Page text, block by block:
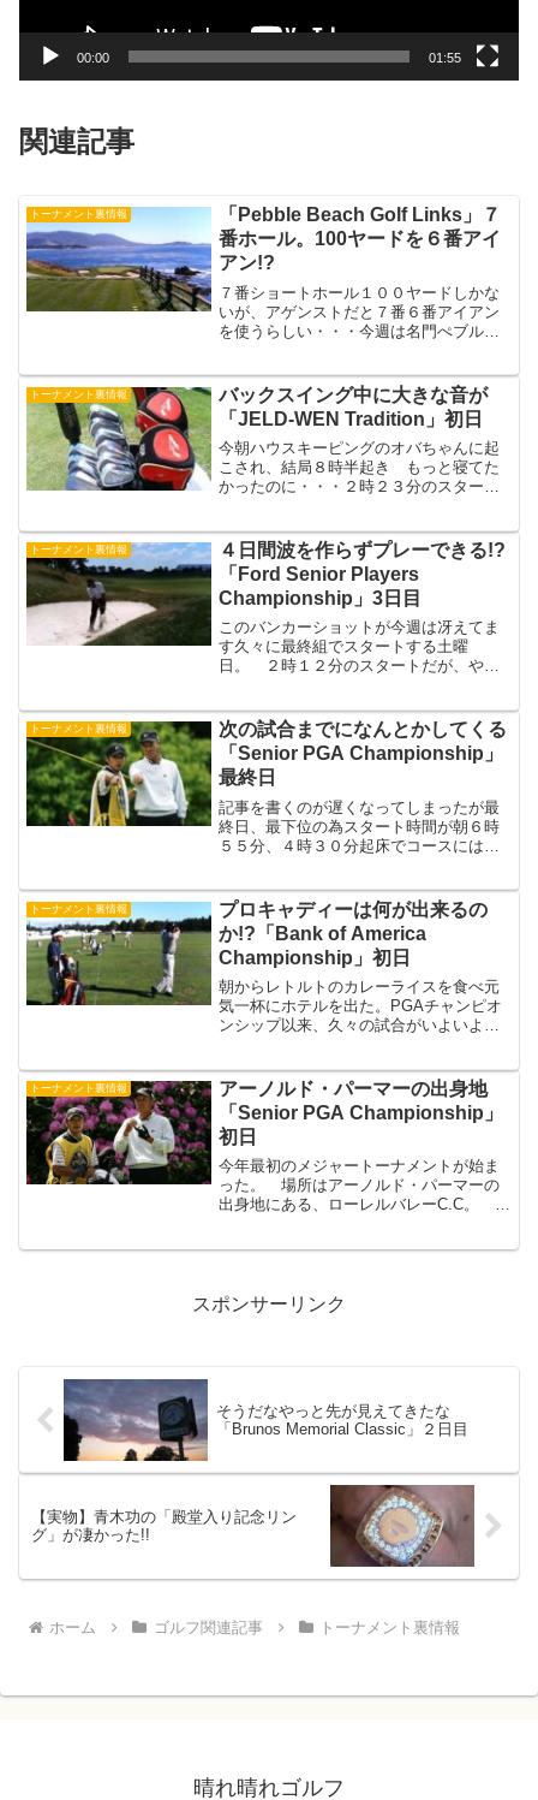
00:00 01:55
関連記事
トーナメント裏情報
「Pebble Beach Golf Links」７
番ホール。100ヤードを６番アイ
アン!?
７番ショートホール１００ヤードしかな
いが、アゲンストだと７番６番アイアン
を使うらしい・・・今週は名門ぺブルビ
ル。 う～んでも一度はプレーしてみた
いかな・・・１年ぶりに来たが...
トーナメント裏情報
バックスイング中に大きな音が
「JELD-WEN Tradition」初日
今朝ハウスキーピングのオバちゃんに起
こされ、結局８時半起き もっと寝てた
かったのに・・・２時２３分のスタート
～ なんか落ち着けるし、時間がゆっく
り流れている雰囲気になる...
トーナメント裏情報
４日間波を作らずプレーできる!?
「Ford Senior Players
Championship」3日目
このバンカーショットが今週は冴えてま
す久々に最終組でスタートする土曜
日。 ２時１２分のスタートだが、やは
事にした。 こう見えても、元寿司職人
でもあった俺は料理大好き人間だ。 ...
トーナメント裏情報
次の試合までになんとかしてくる
「Senior PGA Championship」
最終日
記事を書くのが遅くなってしまったが最
終日、最下位の為スタート時間が朝６時
５５分、４時３０分起床でコースには５
冷えセーターを着ているプロも「寒みー
なー」といいながら練習を...
トーナメント裏情報
プロキャディーは何が出来るの
か!?「Bank of America
Championship」初日
朝からレトルトのカレーライスを食べ元
気一杯にホテルを出た。PGAチャンピオ
ンシップ以来、久々の試合がいよいよ始
フから出すだけ・・・ボギースタート。
２番ショートホール、５...
トーナメント裏情報
アーノルド・パーマーの出身地
「Senior PGA Championship」
初日
今年最初のメジャートーナメントが始ま
った。 場所はアーノルド・パーマーの
出身地にある、ローレルバレーC.C。 田
スポンサーリンク
そうだなやっと先が見えてきたな
「Brunos Memorial Classic」２日目
【実物】青木功の「殿堂入り記念リン
グ」が凄かった!!
ホーム ゴルフ関連記事 トーナメント裏情報
晴れ晴れゴルフ